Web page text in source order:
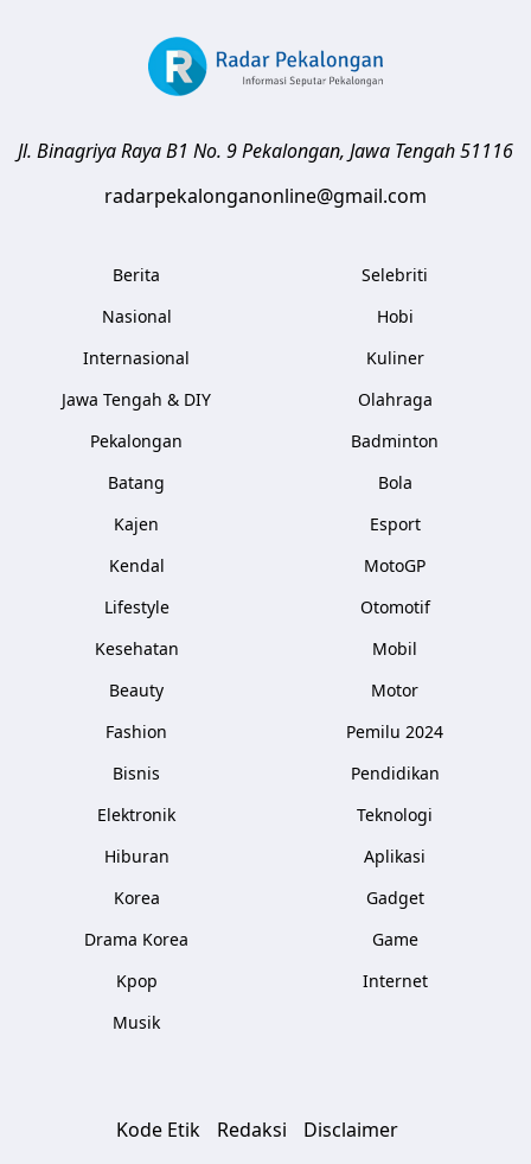
Jl. Binagriya Raya B1 No. 9Pekalongan, Jawa Tengah51116
radarpekalonganonline@gmail.com
Berita
Nasional
Internasional
Jawa Tengah & DIY
Pekalongan
Batang
Kajen
Kendal
Lifestyle
Kesehatan
Beauty
Fashion
Bisnis
Elektronik
Hiburan
Korea
Drama Korea
Kpop
Musik
Selebriti
Hobi
Kuliner
Olahraga
Badminton
Bola
Esport
MotoGP
Otomotif
Mobil
Motor
Pemilu 2024
Pendidikan
Teknologi
Aplikasi
Gadget
Game
Internet
Kode Etik Redaksi
Disclaimer